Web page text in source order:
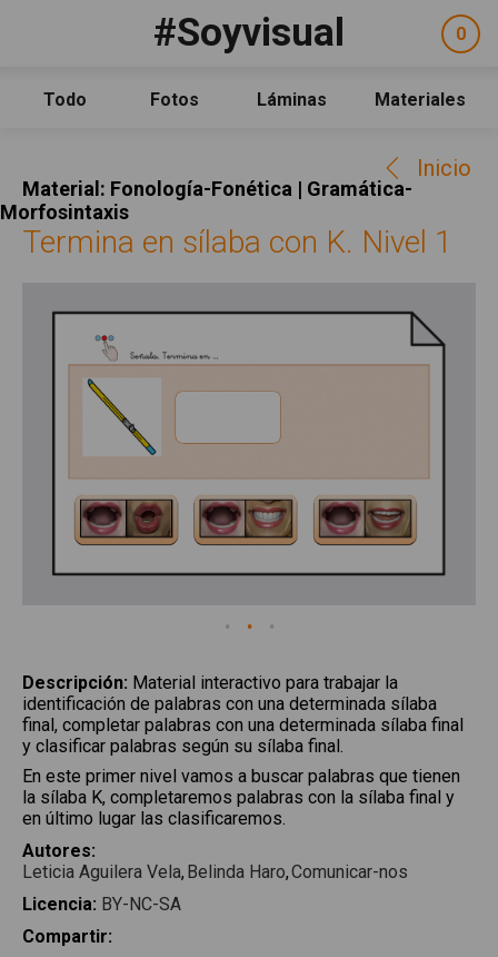
#Soyvisual
Todo
Fotos Láminas Materiales
0
Material: Fonología-Fonética | Gramática-
Morfosintaxis
Inicio
Termina en sílaba con K. Nivel 1
Descripción: Material interactivo para trabajar la
identificación de palabras con una determinada sílaba
final, completar palabras con una determinada sílaba final
y clasificar palabras según su sílaba final.
En este primer nivel vamos a buscar palabras que tienen
la sílaba K, completaremos palabras con la sílaba final y
en último lugar las clasificaremos.
Autores:
Leticia Aguilera Vela Belinda Haro Comunicar-nos
Licencia: BY-NC-SA
Compartir:
FacebookYouTubeTwitter
Qué es #Soyvisual
Guía de uso
Contacto